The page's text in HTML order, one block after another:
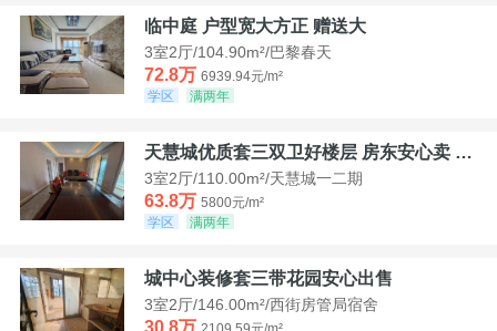
临中庭 户型宽大方正 赠送大
3室2厅/104.90m²/巴黎春天
72.8万 6939.94元/m²
学区
满两年
天慧城优质套三双卫好楼层 房东安心卖 价格好谈
3室2厅/110.00m²/天慧城一二期
63.8万 5800元/m²
学区
满两年
城中心装修套三带花园安心出售
3室2厅/146.00m²/西街房管局宿舍
30.8万